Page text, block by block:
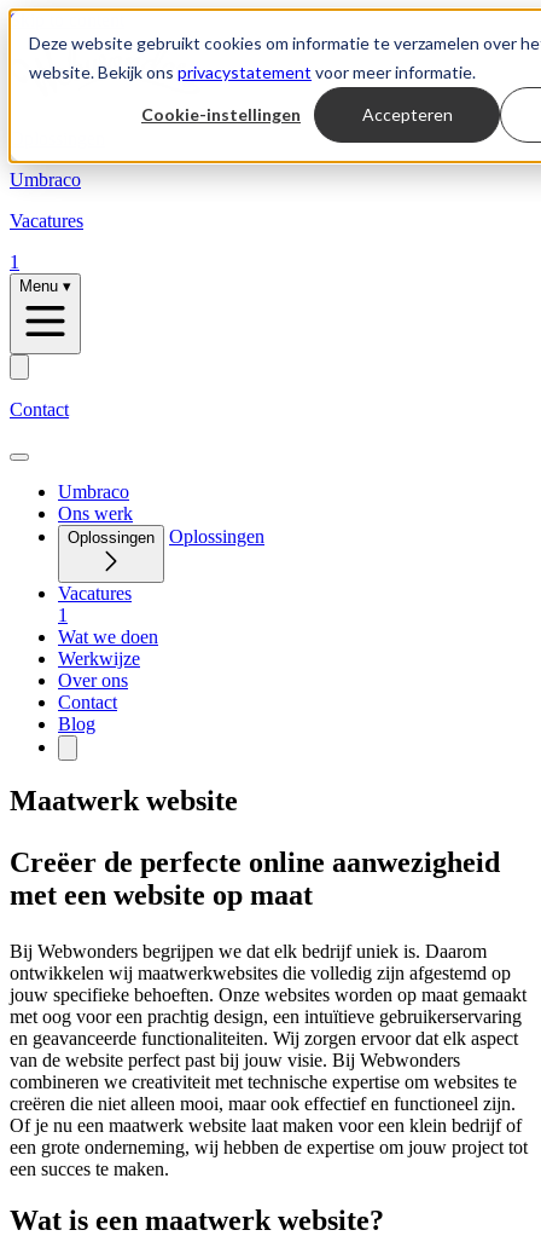
Deze website gebruikt cookies om informatie te verzamelen over
website. Bekijk ons privacystatement voor meer informatie.
Cookie-instellingen Accepteren
Skip to content
Umbraco
Vacatures
1
Menu ▾
Contact
Umbraco
Ons werk
Oplossingen Oplossingen
Vacatures
1
Wat we doen
Werkwijze
Over ons
Contact
Blog
Maatwerk website
Creëer de perfecte online aanwezigheid
met een website op maat
Bij Webwonders begrijpen we dat elk bedrijf uniek is. Daarom
ontwikkelen wij maatwerkwebsites die volledig zijn afgestemd op
jouw specifieke behoeften. Onze websites worden op maat gemaakt
met oog voor een prachtig design, een intuïtieve gebruikerservaring
en geavanceerde functionaliteiten. Wij zorgen ervoor dat elk aspect
van de website perfect past bij jouw visie. Bij Webwonders
combineren we creativiteit met technische expertise om websites te
creëren die niet alleen mooi, maar ook effectief en functioneel zijn.
Of je nu een maatwerk website laat maken voor een klein bedrijf of
een grote onderneming, wij hebben de expertise om jouw project tot
een succes te maken.
Wat is een maatwerk website?